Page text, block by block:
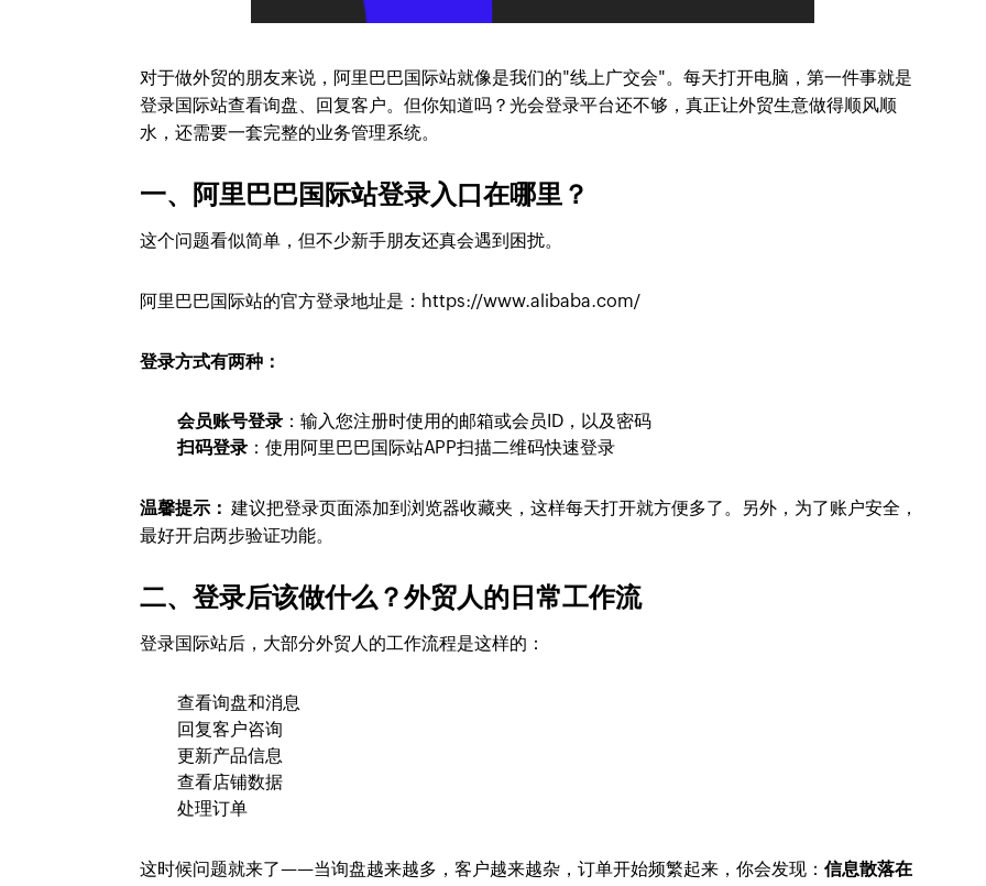
对于做外贸的朋友来说，阿里巴巴国际站就像是我们的"线上广交会"。每天打开电脑，第一件事就是
登录国际站查看询盘、回复客户。但你知道吗？光会登录平台还不够，真正让外贸生意做得顺风顺
水，还需要一套完整的业务管理系统。
一、阿里巴巴国际站登录入口在哪里？
这个问题看似简单，但不少新手朋友还真会遇到困扰。
阿里巴巴国际站的官方登录地址是：https://www.alibaba.com/
登录方式有两种：
会员账号登录 ：输入您注册时使用的邮箱或会员ID，以及密码
扫码登录 ：使用阿里巴巴国际站APP扫描二维码快速登录
温馨提示： 建议把登录页面添加到浏览器收藏夹，这样每天打开就方便多了。另外，为了账户安全，
最好开启两步验证功能。
二、登录后该做什么？外贸人的日常工作流
登录国际站后，大部分外贸人的工作流程是这样的：
查看询盘和消息
回复客户咨询
更新产品信息
查看店铺数据
处理订单
这时候问题就来了——当询盘越来越多，客户越来越杂，订单开始频繁起来，你会发现：信息散落在